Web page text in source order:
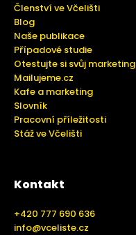
Členství ve Včelišti
Blog
Naše publikace
Případové studie
Otestujte si svůj marketing
Mailujeme.cz
Kafe a marketing
Slovník
Pracovní příležitosti
Stáž ve Včelišti
Kontakt
+420 777 690 636
info@vceliste.cz